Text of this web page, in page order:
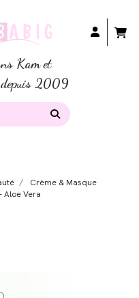
Kam et
depuis 2009
Crème & Masque
Aloe Vera